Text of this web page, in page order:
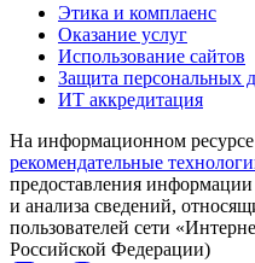
Этика и комплаенс
Оказание услуг
Использование сайтов
Защита персональных
ИТ аккредитация
На информационном
рекомендательные
предоставления информации
и анализа сведений,
пользователей сети
Российской Федерации)